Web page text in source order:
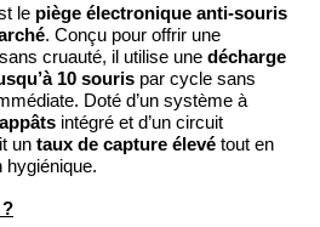
le piège électronique anti-souris
. Conçu pour offrir une
cruauté, il utilise une décharge
10 souris par cycle sans
Doté d’un système à
intégré et d’un circuit
un taux de capture élevé tout en
hygiénique.